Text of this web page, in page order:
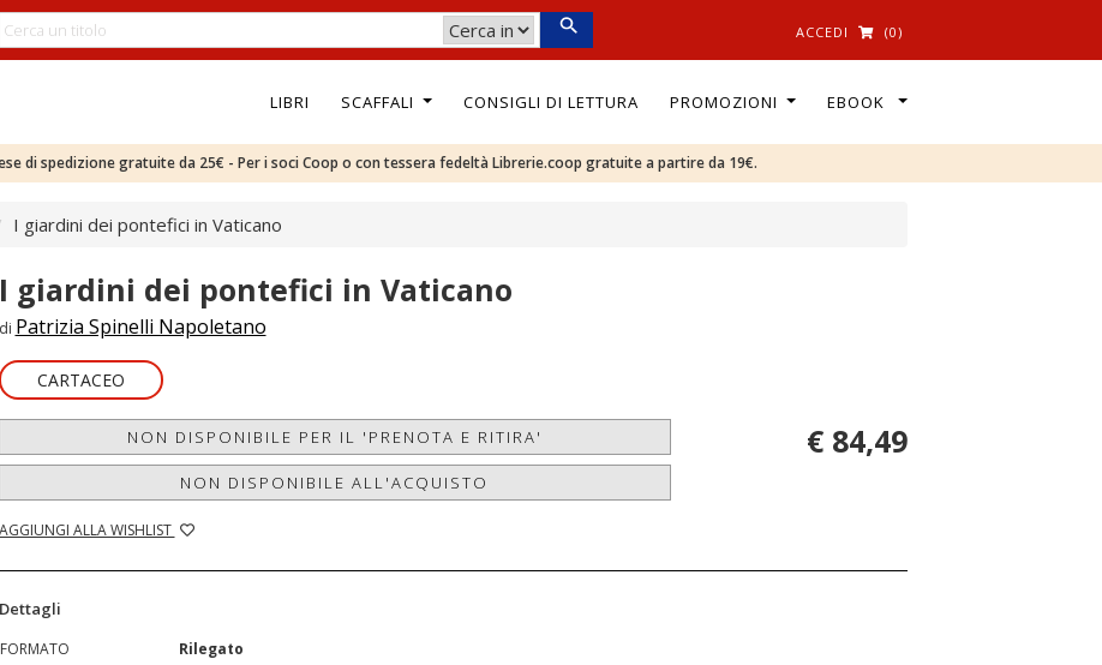
ACCEDI (0)
LIBRI SCAFFALI CONSIGLI DI LETTURA PROMOZIONI EBOOK
di spedizione gratuite da 25€ - Per i soci Coop o con tessera fedeltà Librerie.coop gratuite a partire da 19€.
I giardini dei pontefici in Vaticano
I giardini dei pontefici in Vaticano
di Patrizia Spinelli Napoletano
CARTACEO
NON DISPONIBILE PER IL 'PRENOTA E RITIRA'
NON DISPONIBILE ALL'ACQUISTO
AGGIUNGI ALLA WISHLIST
€ 84,49
Dettagli
FORMATO
Rilegato